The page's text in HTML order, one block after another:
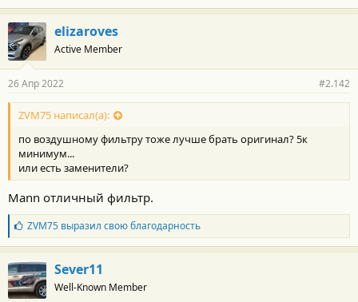
elizaroves
Active Member
26 Апр 2022 #2.142
ZVM75 написал(а):
по воздушному фильтру тоже лучше брать оригинал? 5к
минимум...
или есть заменители?
Mann отличный фильтр.
Б
л
а
г
о
д
ZVM75выразил свою благодарность
Sever11
Well-Known Member